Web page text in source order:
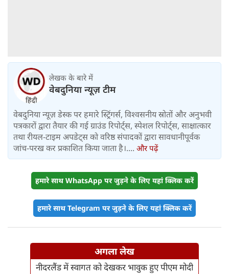
लेखक के बारे में
वेबदुनिया न्यूज़ टीम
वेबदुनिया न्यूज़ डेस्क पर हमारे स्ट्रिंगर्स, विश्वसनीय स्रोतों और अनुभवी
पत्रकारों द्वारा तैयार की गई ग्राउंड रिपोर्ट्स, स्पेशल रिपोर्ट्स, साक्षात्कार
तथा रीयल-टाइम अपडेट्स को वरिष्ठ संपादकों द्वारा सावधानीपूर्वक
जांच-परख कर प्रकाशित किया जाता है।.... और पढ़ें
हमारे साथ WhatsApp पर जुड़ने के लिए यहां क्लिक करें
हमारे साथ Telegram पर जुड़ने के लिए यहां क्लिक करें
अगला लेख
नीदरलैंड में स्वागत को देखकर भावुक हुए पीएम मोदी